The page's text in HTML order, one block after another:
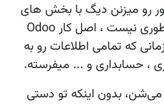
رو میزنن دیگ با بخش های
دیگ کاری ندارن اما اودو اینطوری نیست ، اصل کار Odoo
که تمامی اطلاعات رو به
، حسابداری و ... میفرسته.
بدون اینکه تو دستی